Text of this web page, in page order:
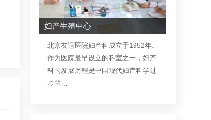
妇产生殖中心
北京友谊医院妇产科成立于1952年。
作为医院最早设立的科室之一， 妇产
科的发展历程是中国现代妇产科学进
步的…